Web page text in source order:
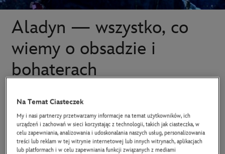
Aladyn — wszystko, co
wiemy o obsadzie i
bohaterach
Dpwiedz sie więcej o najnowszym
filmie „Aladyn”.
Gdy Guy Ritchie staje za kamerą, nie może być miejsca na
Na Temat Ciasteczek
My i nasi partnerzy przetwarzamy informacje na temat użytkowników, ich
urządzeń i zachowań w sieci korzystając z technologii, takich jak ciasteczka, w
celu zapewniania, analizowania i udoskonalania naszych usług, personalizowania
treści lub reklam w tej witrynie internetowej lub innych witrynach, aplikacjach
lub platformach i w celu zapewniania funkcji związanych z mediami